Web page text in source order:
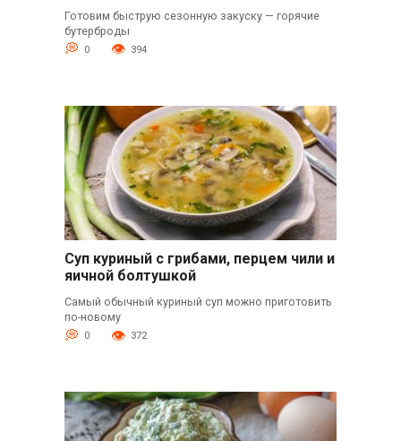
Готовим быструю сезонную закуску — горячие
бутерброды
0 394
Суп куриный с грибами, перцем чили и
яичной болтушкой
Самый обычный куриный суп можно приготовить
по-новому
0 372